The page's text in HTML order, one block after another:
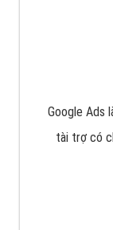
Google Ads
tài trợ có